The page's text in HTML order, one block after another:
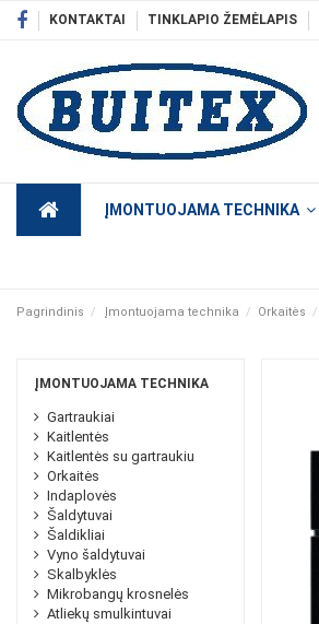
KONTAKTAI TINKLAPIO ŽEMĖLAPIS
ĮMONTUOJAMA TECHNIKA
Pagrindinis Įmontuojama technika Orkaitės
ĮMONTUOJAMA TECHNIKA
Gartraukiai
Kaitlentės
Kaitlentės su gartraukiu
Orkaitės
Indaplovės
Šaldytuvai
Šaldikliai
Vyno šaldytuvai
Skalbyklės
Mikrobangų krosnelės
Atliekų smulkintuvai